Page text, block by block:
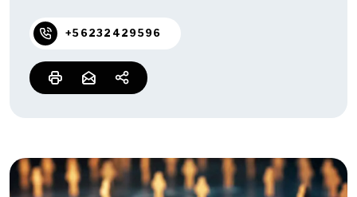
+56232429596